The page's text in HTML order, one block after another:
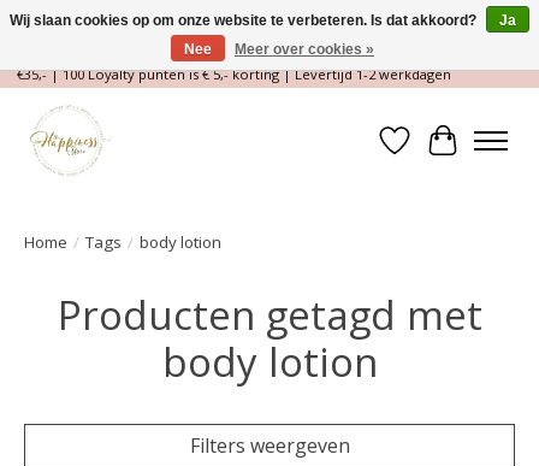
Magische Conceptstore, Edelstenen & Spirituele winkel | Gratis verzending >
€35,- | 100 Loyalty punten is € 5,- korting | Levertijd 1-2 werkdagen
Verlanglijst
Home / Tags / body lotion
Producten getagd met
body lotion
Filters weergeven
Wij slaan cookies op om onze website te verbeteren. Is dat akkoord?
Ja
Nee
Meer over cookies »